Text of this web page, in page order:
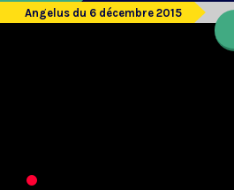
Angelus du 6 décembre 2015